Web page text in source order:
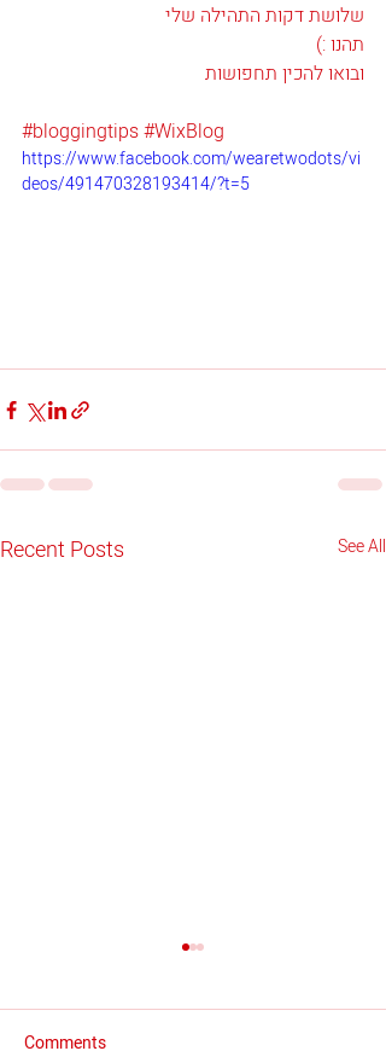
שלושת דקות התהילה שלי
תהנו :)
ובואו להכין תחפושות
#bloggingtips#WixBlog
https://www.facebook.com/wearetwodots/vi
deos/491470328193414/?t=5
Recent Posts See All
Comments